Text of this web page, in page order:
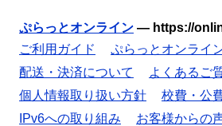
ぷらっとオンライン — https://
ご利用ガイド
ぷらっとオンライ
配送・決済について
よくあるご
個人情報取り扱い方針
校費・公
IPv6への取り組み
お客様からの